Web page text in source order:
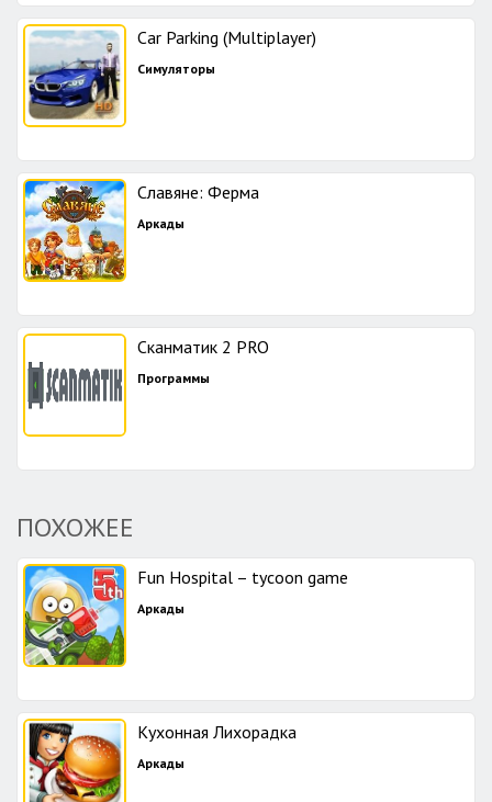
Car Parking (Multiplayer)
Симуляторы
Славяне: Ферма
Аркады
Сканматик 2 PRO
Программы
ПОХОЖЕЕ
Fun Hospital – tycoon game
Аркады
Кухонная Лихорадка
Аркады